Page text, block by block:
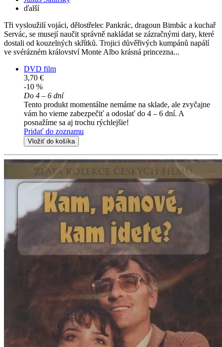
ďalší
Tři vysloužilí vojáci, dělostřelec Pankrác, dragoun Bimbác a kuchař
Servác, se musejí naučit správně nakládat se zázračnými dary, které
dostali od kouzelných skřítků. Trojici důvěřivých kumpánů napálí
ve svérázném království Monte Albo krásná princezna...
DVD film
3,70 €
-10 %
Do 4 – 6 dní
Tento produkt momentálne nemáme na sklade, ale zvyčajne
vám ho vieme zabezpečiť a odoslať do 4 – 6 dní. A
posnažíme sa aj trochu rýchlejšie!
Pridať do zoznamu
Vložiť do košíka